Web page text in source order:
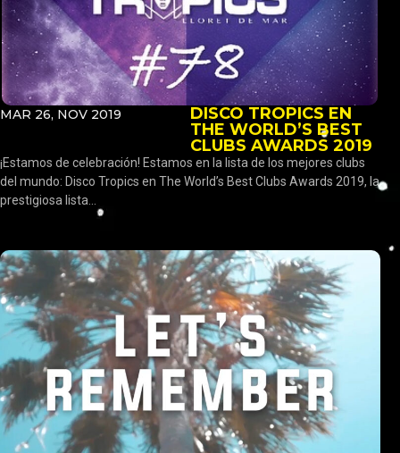
MAR 26, NOV 2019
DISCO TROPICS EN
THE WORLD’S BEST
CLUBS AWARDS 2019
¡Estamos de celebración! Estamos en la lista de los mejores clubs
del mundo: Disco Tropics en The World’s Best Clubs Awards 2019, la
prestigiosa lista...